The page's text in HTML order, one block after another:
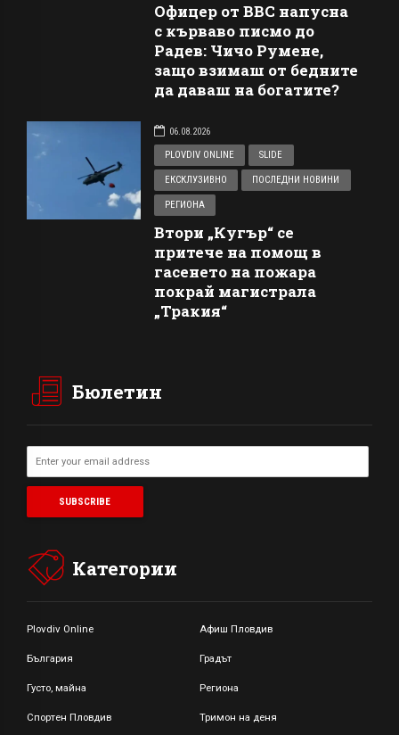
Офицер от ВВС напусна
с кърваво писмо до
Радев: Чичо Румене,
защо взимаш от бедните
да даваш на богатите?
06.08.2026
PLOVDIV ONLINE
SLIDE
ЕКСКЛУЗИВНО ПОСЛЕДНИ НОВИНИ
РЕГИОНА
Втори „Кугър“ се
притече на помощ в
гасенето на пожара
покрай магистрала
„Тракия“
Бюлетин
Категории
Plovdiv Online Афиш Пловдив
България Градът
Густо, майна Региона
Спортен Пловдив Тримон на деня